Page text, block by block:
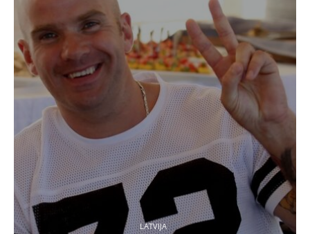
LATVIJA